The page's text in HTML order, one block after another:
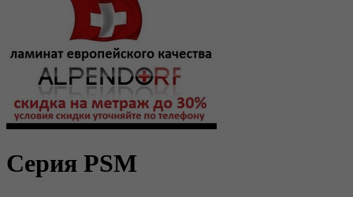
Серия PSM